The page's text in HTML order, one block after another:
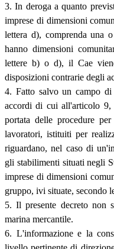
3. In deroga a quanto
imprese di dimensioni
lettera d), comprenda una
hanno dimensioni
lettere b) o d), il Cae
disposizioni contrarie degli
4. Fatto salvo un campo
accordi di cui all'articolo
portata delle procedure
lavoratori, istituiti per
riguardano, nel caso di
gli stabilimenti situati negli
imprese di dimensioni
gruppo, ivi situate, secondo
5. Il presente decreto non
marina mercantile.
6. L'informazione e la